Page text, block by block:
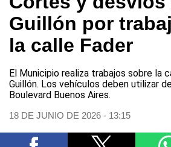
Guillón por
la calle Fader
El Municipio realiza trabajos sobre la
Guillón. Los vehículos deben utilizar
Boulevard Buenos Aires.
18 DE JUNIO DE 2026 - 13:15